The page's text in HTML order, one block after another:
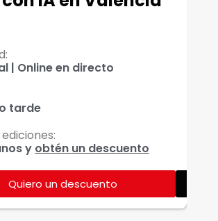
Ver más
| Online en directo
tarde
y obtén un descuento
Quiero un descuento